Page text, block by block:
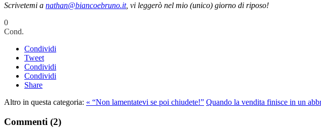
Scrivetemi a nathan@biancoebruno.it, vi leggerò nel mio (unico) giorno di riposo!
0
Cond.
Condividi
Tweet
Condividi
Condividi
Share
Altro in questa categoria: « “Non lamentatevi se poi chiudete!” Quando la vendita finisce in un
Commenti (2)